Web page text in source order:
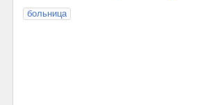
больница